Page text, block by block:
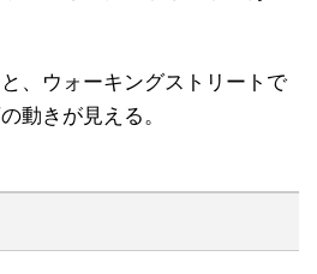
、ウォーキングストリートで
動きが見える。